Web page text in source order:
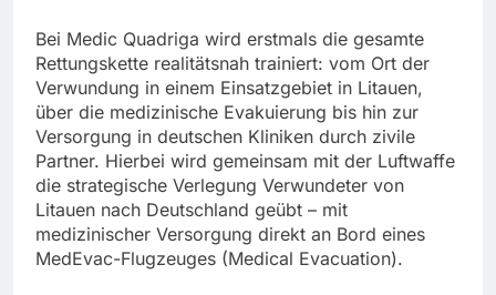
Bei Medic Quadriga wird erstmals die gesamte
Rettungskette realitätsnah trainiert: vom Ort der
Verwundung in einem Einsatzgebiet in Litauen,
über die medizinische Evakuierung bis hin zur
Versorgung in deutschen Kliniken durch zivile
Partner. Hierbei wird gemeinsam mit der Luftwaffe
die strategische Verlegung Verwundeter von
Litauen nach Deutschland geübt – mit
medizinischer Versorgung direkt an Bord eines
MedEvac-Flugzeuges (Medical Evacuation).